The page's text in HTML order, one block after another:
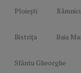
Ploiești
Bistrița Baia
Sfântu Gheorghe